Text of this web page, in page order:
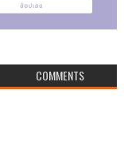
COMMENTS